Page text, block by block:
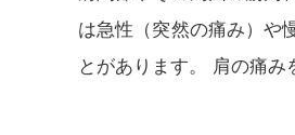
は急性（突然の痛み）や
とがあります。 肩の痛み